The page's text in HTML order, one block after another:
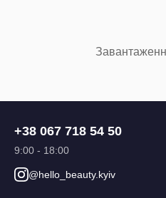
+38 067 718 54 50
9:00 - 18:00
@hello_beauty.kyiv